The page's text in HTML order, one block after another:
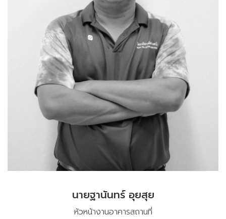
นายฐานันทร์ อุยสุย
หัวหน้างานอาคารสถานที่